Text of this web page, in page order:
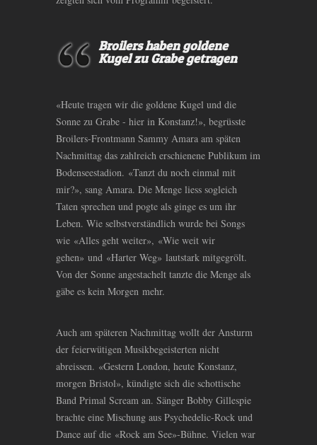
Broilers haben goldene
Kugel zu Grabe getragen
«Heute tragen wir die goldene Kugel und die
Sonne zu Grabe - hier in Konstanz!», begrüsste
Broilers-Frontmann Sammy Amara am späten
Nachmittag das zahlreich erschienene Publikum im
Bodenseestadion. «Tanzt du noch einmal mit
mir?», sang Amara. Die Menge liess sogleich
Taten sprechen und pogte als ginge es um ihr
Leben. Wie selbstverständlich wurde bei Songs
wie «Alles geht weiter», «Wie weit wir
gehen» und «Harter Weg» lautstark mitgegrölt.
Von der Sonne angestachelt tanzte die Menge als
gäbe es kein Morgen mehr.
Auch am späteren Nachmittag wollt der Ansturm
der feierwütigen Musikbegeisterten nicht
abreissen. «Gestern London, heute Konstanz,
morgen Bristol», kündigte sich die schottische
Band Primal Scream an. Sänger Bobby Gillespie
brachte eine Mischung aus Psychedelic-Rock und
Dance auf die «Rock am See»-Bühne. Vielen war